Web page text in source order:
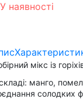
У наявності
мікс із
манго,
солодких